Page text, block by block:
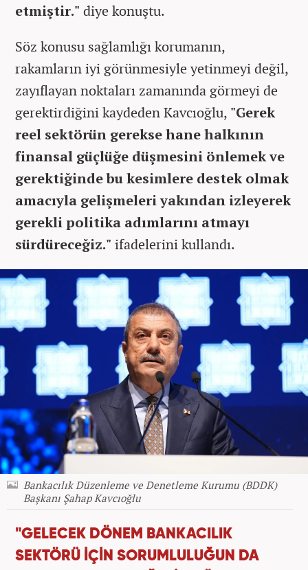
etmiştir." diye konuştu.
Söz konusu sağlamlığı korumanın,
rakamların iyi görünmesiyle yetinmeyi değil,
zayıflayan noktaları zamanında görmeyi de
gerektirdiğini kaydeden Kavcıoğlu, "Gerek
reel sektörün gerekse hane halkının
finansal güçlüğe düşmesini önlemek ve
gerektiğinde bu kesimlere destek olmak
amacıyla gelişmeleri yakından izleyerek
gerekli politika adımlarını atmayı
sürdüreceğiz." ifadelerini kullandı.
Bankacılık Düzenleme ve Denetleme Kurumu (BDDK)
Başkanı Şahap Kavcıoğlu
"GELECEK DÖNEM BANKACILIK
SEKTÖRÜ İÇİN SORUMLULUĞUN DA